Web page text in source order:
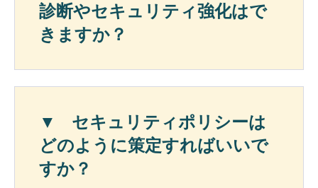
診断やセキュリティ強化はで
きますか？
セキュリティポリシーは
どのように策定すればいいで
すか？